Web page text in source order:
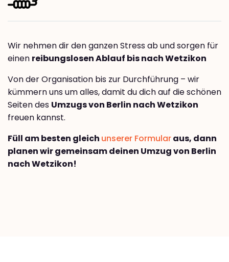
Wir nehmen dir den ganzen Stress ab und sorgen für
einen reibungslosen Ablauf bis nach Wetzikon
Von der Organisation bis zur Durchführung – wir
kümmern uns um alles, damit du dich auf die schönen
Seiten des Umzugs von Berlin nach Wetzikon
freuen kannst.
Füll am besten gleich unserer Formularaus, dann
planen wir gemeinsam deinen Umzug von Berlin
nach Wetzikon!